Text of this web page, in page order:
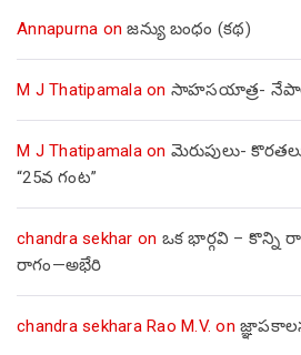
Annapurna onజన్యు బంధం (కథ)
M J Thatipamalaon సాహసయాత్ర-
M J Thatipamalaon మెరుపులు-
“25వ గంట”
chandra sekhar on ఒక భార్గవి – కొన్ని
రాగం—అభేరి
chandra sekhara Rao M.V. on